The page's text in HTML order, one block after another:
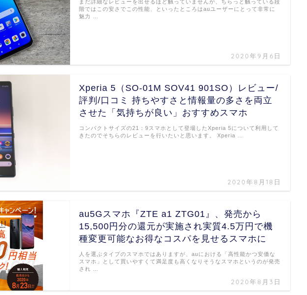
2020年9月6日
まだ詳細なレビューを出せるほど触っていませんが、ちらっと触っている段
階ではこの安さでこの性能、といったところはauユーザーにとって非常に
魅力 …
Xperia 5（SO-01M SOV41 901SO）レビュー/
評判/口コミ 持ちやすさと情報量の多さを両立
させた「気持ちが良い」おすすめスマホ
2020年8月18日
コンパクトサイズの21：9スマホとして登場したXperia 5について利用して
きたのでそちらのレビューを行いたいと思います。 Xperia …
au5Gスマホ『ZTE a1 ZTG01』、発売から
15,500円分の還元が実施され実質4.5万円で機
種変更可能なお得なコスパを見せるスマホに
2020年8月3日
人を選ぶタイプのスマホではありますが、auにおける「高性能かつ安価な
スマホ」として買いやすくて満足度も高くなりそうなスマホというのが発売
され …